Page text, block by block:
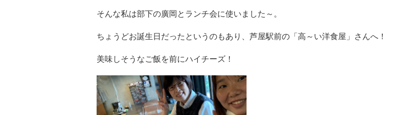
そんな私は部下の廣岡とランチ会に使いました～。
ちょうどお誕生日だったというのもあり、芦屋駅前の「高～い洋食屋」さんへ！
美味しそうなご飯を前にハイチーズ！